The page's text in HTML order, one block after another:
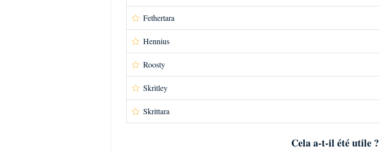
Fethertara
Hennius
Roosty
Skritley
Skrittara
Cela a-t-il été utile ?